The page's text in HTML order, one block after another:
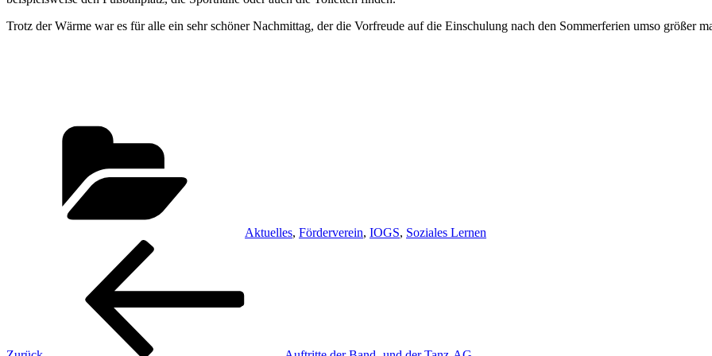
Trotz der Wärme war es für alle ein sehr schöner Nachmittag, der die Vorfreude auf die Einschulung nach den Sommerferien umso größer
Aktuelles, Förderverein, IOGS, Soziales Lernen
Beitragsnavigation